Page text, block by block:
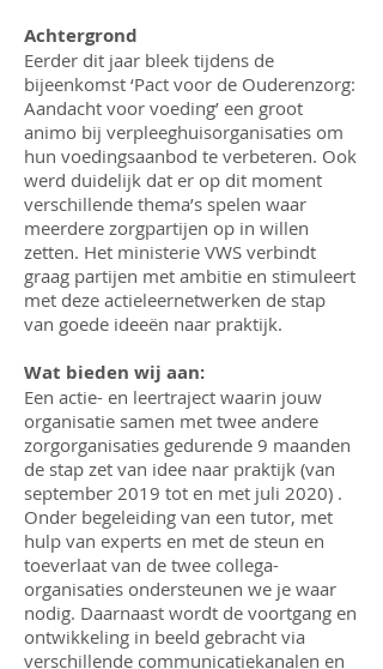
Achtergrond
Eerder dit jaar bleek tijdens de
bijeenkomst ‘Pact voor de Ouderenzorg:
Aandacht voor voeding’ een groot
animo bij verpleeghuisorganisaties om
hun voedingsaanbod te verbeteren. Ook
werd duidelijk dat er op dit moment
verschillende thema’s spelen waar
meerdere zorgpartijen op in willen
zetten. Het ministerie VWS verbindt
graag partijen met ambitie en stimuleert
met deze actieleernetwerken de stap
van goede ideeën naar praktijk.
Wat bieden wij aan:
Een actie- en leertraject waarin jouw
organisatie samen met twee andere
zorgorganisaties gedurende 9 maanden
de stap zet van idee naar praktijk (van
september 2019 tot en met juli 2020) .
Onder begeleiding van een tutor, met
hulp van experts en met de steun en
toeverlaat van de twee collega-
organisaties ondersteunen we je waar
nodig. Daarnaast wordt de voortgang en
ontwikkeling in beeld gebracht via
verschillende communicatiekanalen en